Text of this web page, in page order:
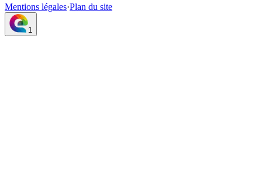
Mentions légales·Plan du site
1